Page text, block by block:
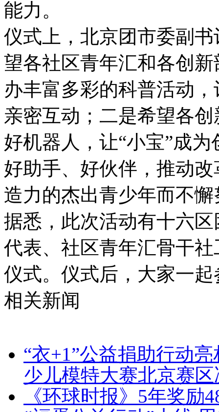
能力。
仪式上，北京团市委副
望各社区青年汇和各创
办丰富多彩的科普活动
亲密互动；二是希望各
好机器人，让“小宝”成
好助手、好伙伴，推动
造力的杰出青少年而不懈
据悉，此次活动有十六
代表、社区青年汇骨干
仪式。仪式后，大家一
相关新闻
“衣+1”公益捐助行动
少儿模特大赛北京赛区
《环球时报》5年奖励